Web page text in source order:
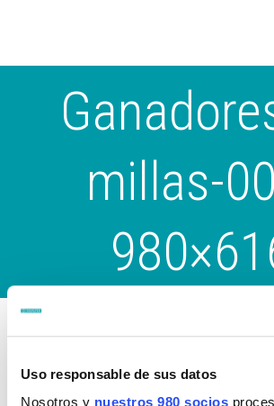
Uso responsable de sus datos
Nosotros y nuestros 980 socios
millas-